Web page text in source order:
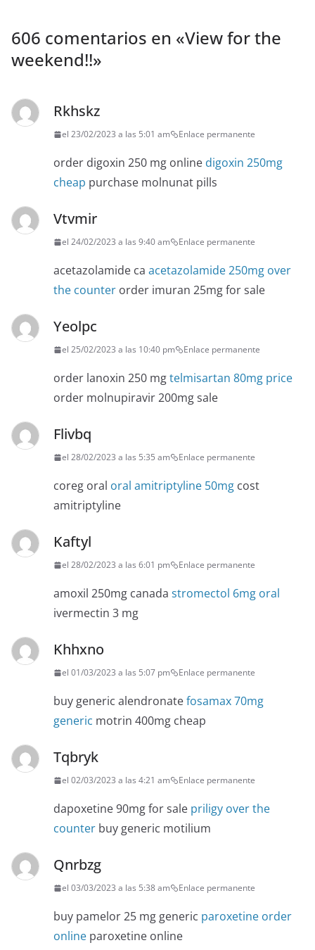
606 comentarios en «View for the
weekend!!»
Rkhskz
el 23/02/2023 a las 5:01 am Enlace permanente
order digoxin 250 mg online digoxin 250mg
cheap purchase molnunat pills
Vtvmir
el 24/02/2023 a las 9:40 am Enlace permanente
acetazolamide ca acetazolamide 250mg over
the counter order imuran 25mg for sale
Yeolpc
el 25/02/2023 a las 10:40 pm Enlace permanente
order lanoxin 250 mgtelmisartan 80mg price
order molnupiravir 200mg sale
Flivbq
el 28/02/2023 a las 5:35 am Enlace permanente
coreg oral oral amitriptyline 50mg cost
amitriptyline
Kaftyl
el 28/02/2023 a las 6:01 pm Enlace permanente
amoxil 250mg canada stromectol 6mg oral
ivermectin 3 mg
Khhxno
el 01/03/2023 a las 5:07 pm Enlace permanente
buy generic alendronatefosamax 70mg
generic motrin 400mg cheap
Tqbryk
el 02/03/2023 a las 4:21 am Enlace permanente
dapoxetine 90mg for sale priligy over the
counter buy generic motilium
Qnrbzg
el 03/03/2023 a las 5:38 am Enlace permanente
buy pamelor 25 mg generic paroxetine order
online paroxetine online